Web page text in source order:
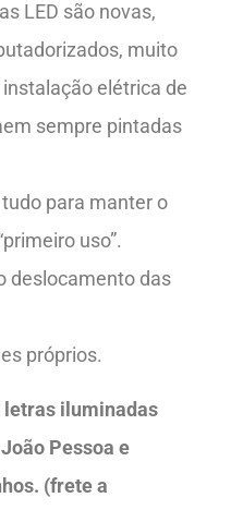
LED são novas,
muito
elétrica de
sempre pintadas
para manter o
uso”.
deslocamento das
próprios.
letras iluminadas
Pessoa e
(frete a